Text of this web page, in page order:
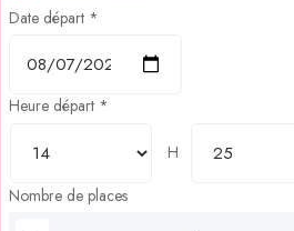
Date départ *
Heure départ *
H
Nombre de places